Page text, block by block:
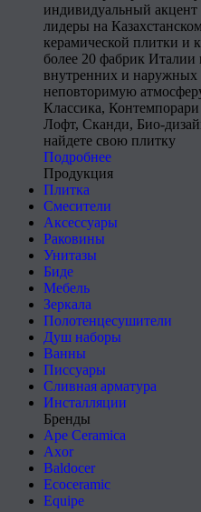
индивидуальный
лидеры на
керамической плитки и
более 20 фабрик
внутренних и наружных
неповторимую
Классика,
Лофт, Сканди, Био-
найдете свою плитку
Подробнее
Продукция
Плитка
Смесители
Аксессуары
Раковины
Унитазы
Биде
Мебель
Зеркала
Полотенцесушители
Душ наборы
Ванны
Писсуары
Сливная арматура
Инсталляции
Бренды
Ape Ceramica
Axor
Baldocer
Ecoceramic
Equipe